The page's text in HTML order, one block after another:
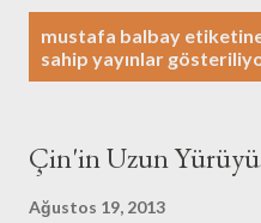
mustafa balbay
sahip yayınlar
Çin'in Uzun
Ağustos 19, 2013